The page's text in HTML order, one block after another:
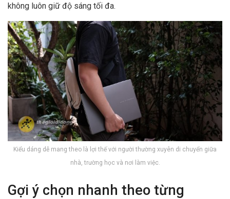
không luôn giữ độ sáng tối đa.
Kiểu dáng dễ mang theo là lợi thế với người thường xuyên di chuyển giữa
nhà, trường học và nơi làm việc.
Gợi ý chọn nhanh theo từng